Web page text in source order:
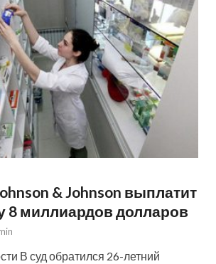
& Johnson выплатит
8 миллиардов долларов
В суд обратился 26-летний